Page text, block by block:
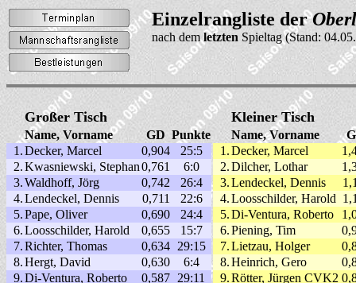
Einzelrangliste der
nach demletzten Spieltag (Stand:
Großer Tisch Kleiner Tisch
Name, Vorname GD Punkte Name, Vorname
1.Decker, Marcel 0,904 25:5 1.Decker, Marcel
2.Kwasniewski, Stephan0,761 6:0 2.Dilcher, Lothar
3.Waldhoff, Jörg 0,742 26:4 3.Lendeckel, Dennis
4.Lendeckel, Dennis 0,711 22:6 4.Loosschilder, Harold
5.Pape, Oliver 0,690 24:4 5.Di-Ventura, Roberto
6.Loosschilder, Harold 0,655 15:7 6.Piening, Tim
7.Richter, Thomas 0,634 29:15 7.Lietzau, Holger
8.Hergt, David 0,630 6:4 8.Heinrich, Gero
9.Di-Ventura, Roberto 0,587 29:11 9.Rötter, Jürgen CVK2